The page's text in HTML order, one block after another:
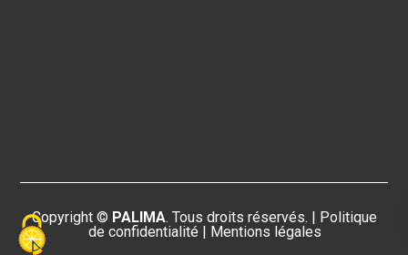
Copyright © PALIMA. Tous droits réservés. | Politique
de confidentialité | Mentions légales